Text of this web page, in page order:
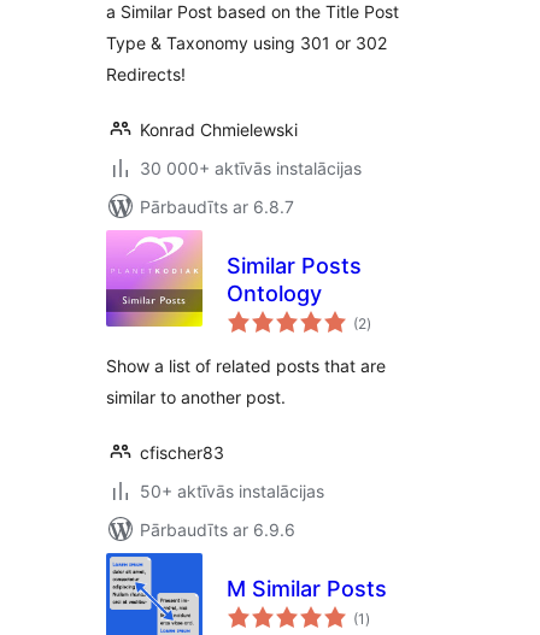
a Similar Post based on the Title Post
Type & Taxonomy using 301 or 302
Redirects!
Konrad Chmielewski
30 000+ aktīvās instalācijas
Pārbaudīts ar 6.8.7
Similar Posts
Ontology
(2vērtējumu
kopsumma
)
Show a list of related posts that are
similar to another post.
cfischer83
50+ aktīvās instalācijas
Pārbaudīts ar 6.9.6
M Similar Posts
(1 vērtējumu
kopsumma
)